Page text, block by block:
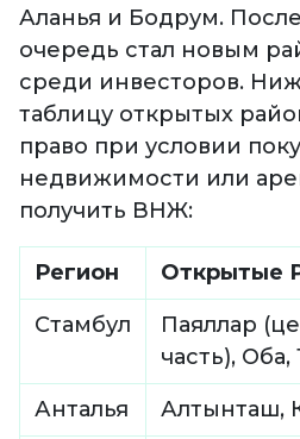
Аланья и Бодрум.
очередь стал новым
среди инвесторов.
таблицу открытых
право при условии
недвижимости или
получить ВНЖ:
Регион
Открытые
Стамбул
Паяллар
часть),
Анталья
Алтынташ,